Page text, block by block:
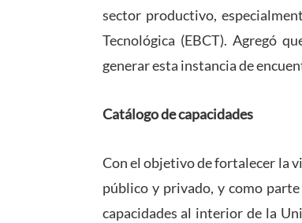
sector productivo,
Tecnológica (EBCT). Agregó
generar esta instancia de
Catálogo de capacidades
Con el objetivo de fortalecer la
público y privado, y como
capacidades al interior de la